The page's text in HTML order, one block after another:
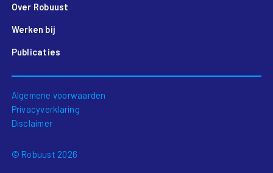
Over Robuust
Werken bij
Publicaties
Algemene voorwaarden
Privacyverklaring
Disclaimer
© Robuust 2026